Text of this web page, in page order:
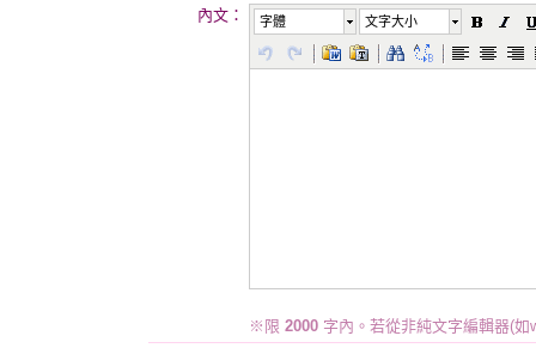
內文： 字體 文字大小
※限 2000 字內。若從非純文字編輯器(